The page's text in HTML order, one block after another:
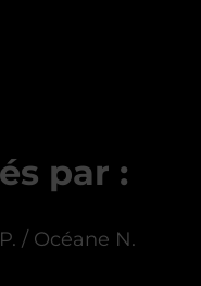
par :
/ Océane N.